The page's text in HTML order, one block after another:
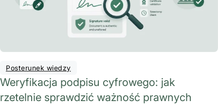
Posterunek wiedzy
Weryfikacja podpisu cyfrowego: jak
rzetelnie sprawdzić ważność prawnych